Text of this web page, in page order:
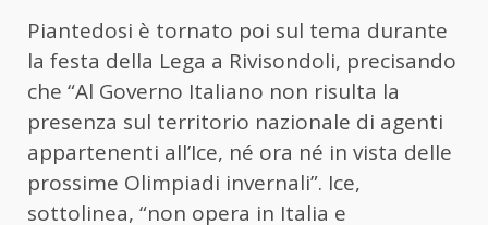
Piantedosi è tornato poi sul tema durante
la festa della Lega a Rivisondoli, precisando
che “Al Governo Italiano non risulta la
presenza sul territorio nazionale di agenti
appartenenti all’Ice, né ora né in vista delle
prossime Olimpiadi invernali”. Ice,
sottolinea, “non opera in Italia e